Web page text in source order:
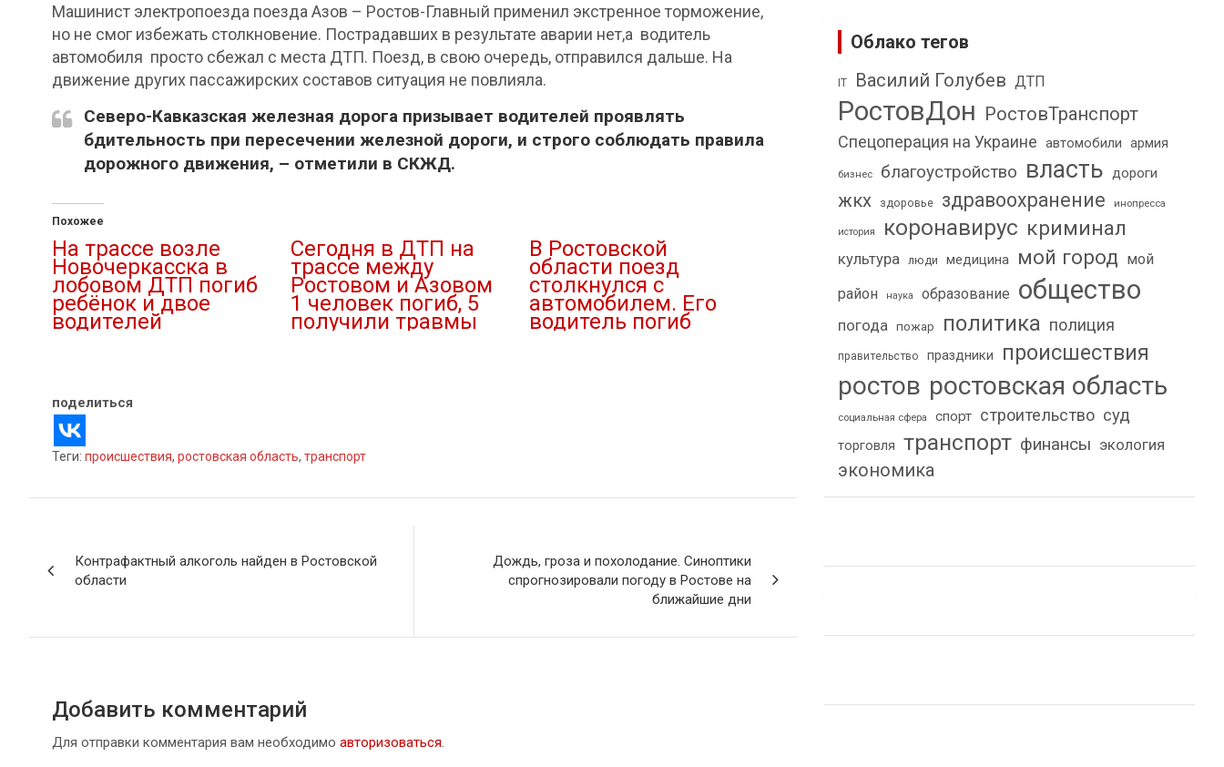
Машинист электропоезда поезда Азов – Ростов-Главный применил экстренное торможение,
но не смог избежать столкновение. Пострадавших в результате аварии нет,а водитель
автомобиля просто сбежал с места ДТП. Поезд, в свою очередь, отправился дальше. На
движение других пассажирских составов ситуация не повлияла.
Северо-Кавказская железная дорога призывает водителей проявлять
бдительность при пересечении железной дороги, и строго соблюдать правила
дорожного движения, – отметили в СКЖД.
Похожее
На трассе возле
Новочеркасска в
лобовом ДТП погиб
ребёнок и двое
водителей
Сегодня в ДТП на
трассе между
Ростовом и Азовом
1 человек погиб, 5
получили травмы
В Ростовской
области поезд
столкнулся с
автомобилем. Его
водитель погиб
поделиться
Теги: происшествия, ростовская область, транспорт
по
Контрафактный алкоголь найден в Ростовской
области
Дождь, гроза и похолодание. Синоптики
спрогнозировали погоду в Ростове на
ближайшие дни
Добавить комментарий
Для отправки комментария вам необходимо авторизоваться.
Облако тегов
IT Василий Голубев ДТП
РостовДон РостовТранспорт
Спецоперация на Украине автомобили армия
бизнес благоустройство власть дороги
жкх здоровье здравоохранение инопресса
история коронавирус криминал
культура люди медицина мой город мой
район
наука образование общество
погода пожар политика полиция
правительство праздники происшествия
ростов ростовская область
социальная сфера спорт строительство суд
торговля транспорт финансы экология
экономика